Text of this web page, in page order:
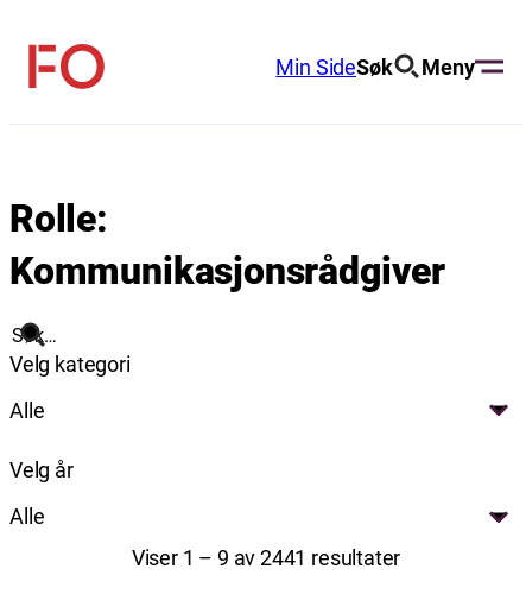
innhold
FO
Min SideSøk Meny
Rolle:
Kommunikasjonsrådgiver
Søk
Velg kategori
Alle
Velg år
Alle
Viser 1 – 9 av 2441 resultater